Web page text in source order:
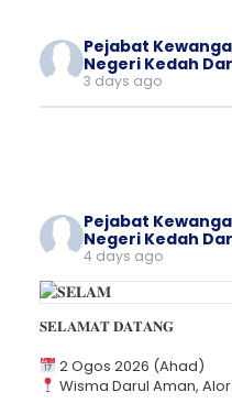
Pejabat
Negeri Kedah
3 days ago
Pejabat
Negeri Kedah
4 days ago
𝐒𝐄𝐋𝐀𝐌𝐀𝐓 𝐃𝐀𝐓𝐀𝐍𝐆
2 Ogos 2026 (Ahad)
Wisma Darul Aman,